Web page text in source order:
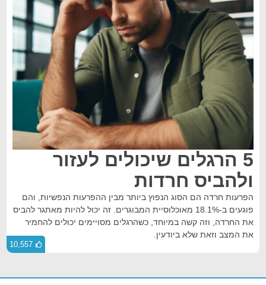
5 הרגלים שיכולים לעזור
ולהביס חרדות
הפרעות חרדה הם הסוג הנפוץ ביותר מבין ההפרעות הנפשיות, והם
פוגעים ב-18.1% מאוכלוסיית המבוגרים. זה יכול להיות מאתגר להביס
את החרדה, וזה קשה במיוחד, כשהרגלים מסויימים יכולים להחמיר
את המצב וזאת שלא ביודעין.
10,557